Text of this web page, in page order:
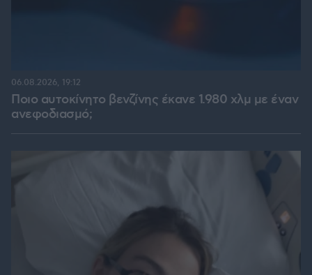
Ποιο αυτοκίνητο βενζίνης έκανε 1.980 χλμ με έναν
ανεφοδιασμό;
06.08.2026, 19:12